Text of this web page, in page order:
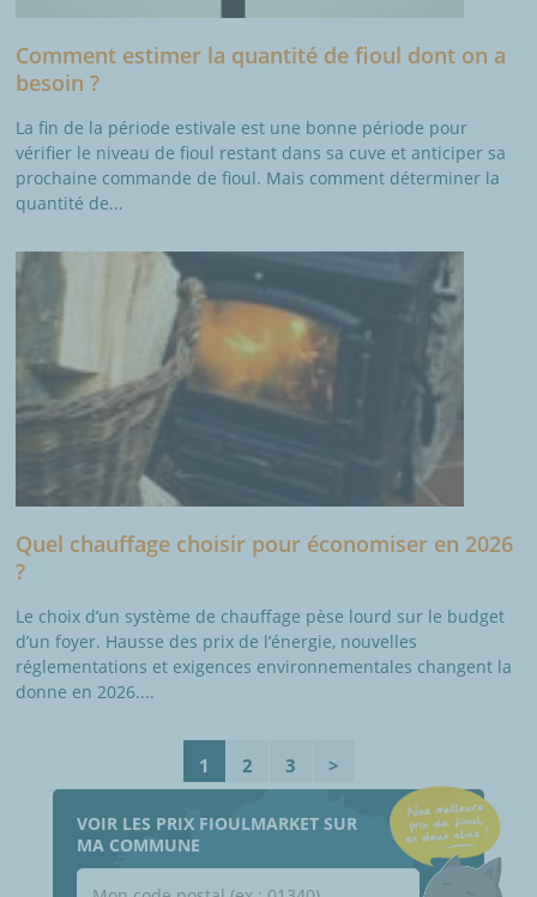
Comment estimer la quantité de fioul dont on a
besoin ?
La fin de la période estivale est une bonne période pour
vérifier le niveau de fioul restant dans sa cuve et anticiper sa
prochaine commande de fioul. Mais comment déterminer la
quantité de...
Quel chauffage choisir pour économiser en 2026
?
Le choix d’un système de chauffage pèse lourd sur le budget
d’un foyer. Hausse des prix de l’énergie, nouvelles
réglementations et exigences environnementales changent la
donne en 2026....
1 2 3 >
VOIR LES PRIX FIOULMARKET SUR
MA COMMUNE